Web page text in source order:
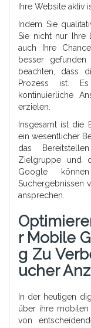
Ihre Website aktiv
Indem Sie
Sie nicht nur Ihre
auch Ihre
besser
beachten, dass
Prozess ist.
kontinuierliche
erzielen.
Insgesamt ist die
ein wesentlicher
das
Zielgruppe und
Google
Suchergebnissen
ansprechen.
R Mobile
G Zu
Ucher
In der heutigen
über ihre mobilen
von